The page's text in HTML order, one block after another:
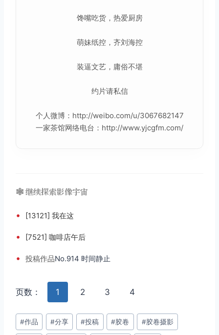
馋嘴吃货，热爱厨房
萌妹纸控，齐刘海控
装逼文艺，庸俗不堪
约片请私信
个人微博：http://weibo.com/u/3067682147
一家茶馆网络电台：http://www.yjcgfm.com/
🕸️ 继续探索影像宇宙
• [13121] 我在这
• [7521] 咖啡店午后
• 投稿作品No.914 时间静止
页数： 1 2 3 4
文
章
#作品 #分享 #投稿 #胶卷 #胶卷摄影